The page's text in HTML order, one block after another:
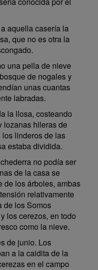
aquella casería la
que no es otra la
una pella de nieve
de nogales y
unas cuantas
labradas.
la llosa, costeando
lozanas hileras de
linderos de las
estaba dividida.
no podía ser
de la casa se
de los árboles, ambas
relativamente
de los Somos
los cerezos, en todo
como la nieve.
de junio. Los
a la caidita de la
en el campo